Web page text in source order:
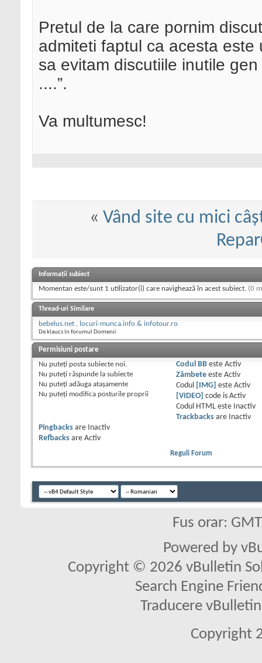
Pretul de la care pornim
admiteti faptul ca acesta
sa evitam discutiile inutile
....”.
Va multumesc!
« Vând site cu mici
Informații subiect
Momentan este/sunt 1 utilizator(i) care navighează în acest subiect. (0
Thread-uri Similare
bebelus.net , locuri-munca.info & infotour.ro
De klaucs în forumul Domenii
Permisiuni postare
Nu puteţi posta subiecte noi.
Nu puteţi răspunde la subiecte
Nu puteţi adăuga ataşamente
Nu puteţi modifica posturile proprii
Codul BBeste Activ
Zâmbeteeste Activ
Codul
[IMG] este Activ
[VIDEO]
code is Activ
Codul HTML este
Inactiv
Trackbacksare
Inactiv
Pingbacks are
Inactiv
Refbacks are Activ
Reguli Forum
Fus orar:
Powered by
Copyright © 2026 vBulletin
Search Engine
Traducere
Copyright